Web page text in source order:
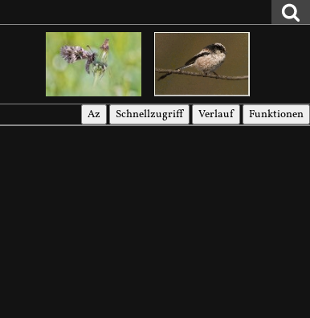
Az Schnellzugriff Verlauf Funktionen